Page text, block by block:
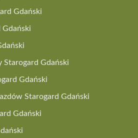
Gdański
Gdański
Starogard Gdański
Gdański
Starogard Gdański
Gdański